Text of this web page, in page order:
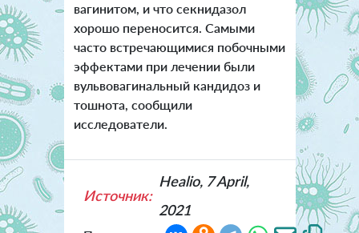
вагинитом, и что секнидазол
хорошо переносится. Самыми
часто встречающимися побочными
эффектами при лечении были
вульвовагинальный кандидоз и
тошнота, сообщили
исследователи.
Источник:
Healio, 7 April,
2021